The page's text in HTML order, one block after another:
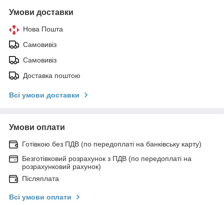
Умови доставки
Нова Пошта
Самовивіз
Самовивіз
Доставка поштою
Всі умови доставки
Умови оплати
Готівкою без ПДВ (по передоплаті на банківську карту)
Безготівковий розрахунок з ПДВ (по передоплаті на
розрахунковий рахунок)
Післяплата
Всі умови оплати